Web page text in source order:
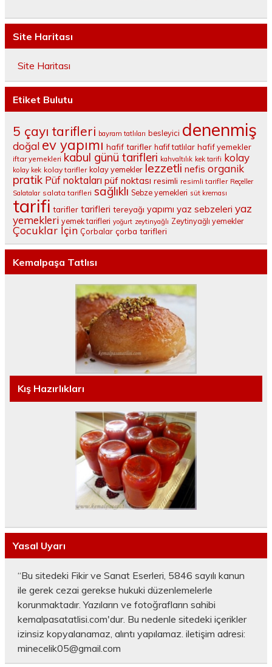
Site Haritası
Site Haritası
Etiket Bulutu
5 çayı tarifleri bayram tatlıları besleyici denenmiş
doğal ev yapımı hafif tarifler hafif tatlılar hafif yemekler
iftar yemekleri kabul günü tarifleri kahvaltılık kek tarifi kolay
kolay kek kolay tarifler kolay yemekler lezzetli nefis organik
pratik Püf noktaları püf noktası resimli resimli tarifler Reçeller
Salatalar salata tarifleri sağlıklı Sebze yemekleri süt kreması
tarifi tarifler tarifleri tereyağı yapımı yaz sebzeleri yaz
yemekleri yemek tarifleri yoğurt zeytinyağlı Zeytinyağlı yemekler
Çocuklar İçin Çorbalar çorba tarifleri
Kemalpaşa Tatlısı
Kış Hazırlıkları
Yasal Uyarı
“Bu sitedeki Fikir ve Sanat Eserleri, 5846 sayılı kanun
ile gerek cezai gerekse hukuki düzenlemelerle
korunmaktadır. Yazıların ve fotoğrafların sahibi
kemalpasatatlisi.com'dur. Bu nedenle sitedeki içerikler
izinsiz kopyalanamaz, alıntı yapılamaz. iletişim adresi:
minecelik05@gmail.com